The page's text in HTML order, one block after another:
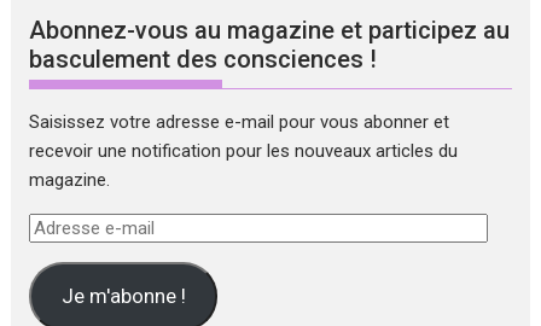
Abonnez-vous au magazine et participez au
basculement des consciences !
Saisissez votre adresse e-mail pour vous abonner et
recevoir une notification pour les nouveaux articles du
magazine.
Adresse
mail Je m'abonne !